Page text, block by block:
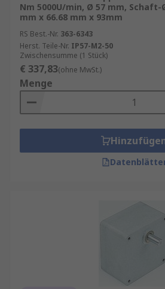
Nm 5000U/min, Ø 57 mm, Schaft-
mm x 66.68 mm x 93mm
RS Best.-Nr. 363-6343
Herst. Teile-Nr. IP57-M2-50
Zwischensumme (1 Stück)
€ 337,83(ohne MwSt.)
Menge